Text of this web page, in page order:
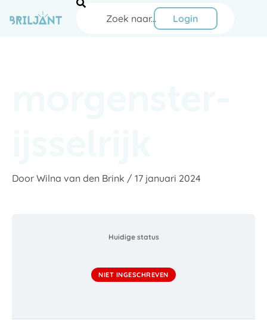
naar
Zoeken
Login
Door Wilna van den Brink / 17 januari 2024
Huidige status
NIET INGESCHREVEN